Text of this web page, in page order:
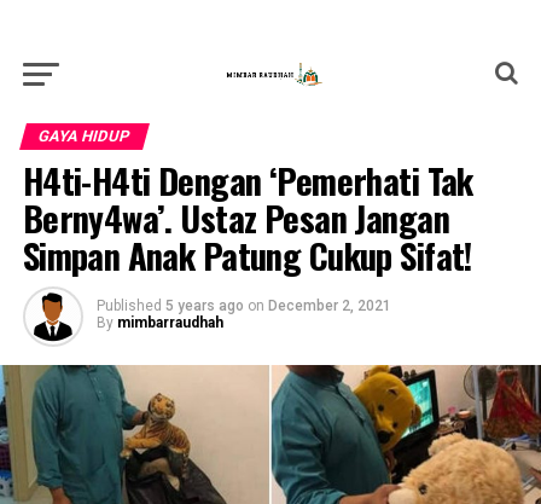
GAYA HIDUP
H4ti-H4ti Dengan ‘Pemerhati Tak
Berny4wa’. Ustaz Pesan Jangan
Simpan Anak Patung Cukup Sifat!
Published 5 years ago on December 2, 2021
By mimbarraudhah